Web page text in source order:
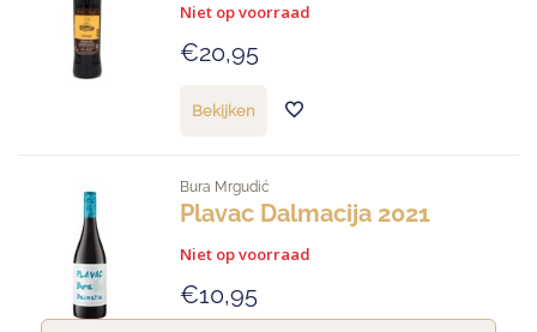
Niet op voorraad
€20,95
Bekijken
Bura Mrgudić
Plavac Dalmacija 2021
Niet op voorraad
€10,95